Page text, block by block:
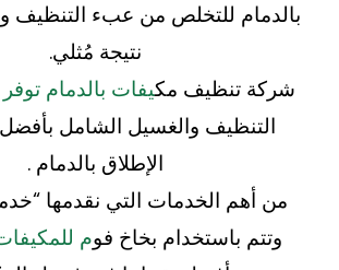
بالدمام للتخلص من عبء التنظيف
نتيجة مُثلي.
شركة تنظيف مكيفات بالدمام
التنظيف والغسيل الشامل
الإطلاق بالدمام .
من أهم الخدمات التي نقدمها
وتتم باستخدام بخاخ فوم